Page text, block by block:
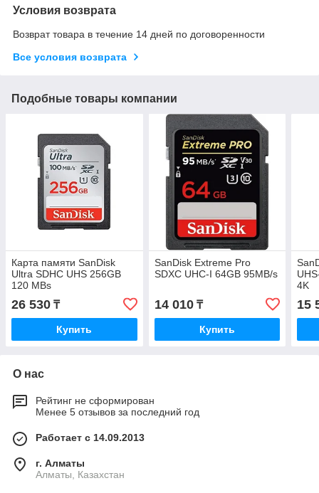
Условия возврата
Возврат товара в течение 14 дней по договоренности
Все условия возврата
Подобные товары компании
Карта памяти SanDisk
Ultra SDHC UHS 256GB
120 MBs
26 530 ₸
Купить
SanDisk Extreme Pro
SDXC UHC-I 64GB 95MB/s
14 010₸
Купить
4K
15
О нас
Рейтинг не сформирован
Менее 5 отзывов за последний год
Работает с 14.09.2013
г. Алматы
Алматы, Казахстан